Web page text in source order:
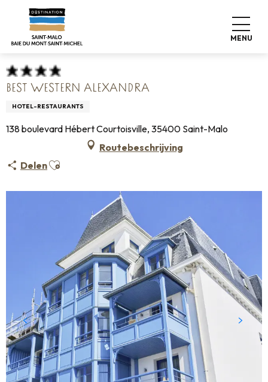
contenu
MENU
Home Koffers pakken
Best Western Alexandra
BEST WESTERN ALEXANDRA
HOTEL-RESTAURANTS
138 boulevard Hébert Courtoisville, 35400 Saint-Malo
Routebeschrijving
DelenAjouter aux favoris